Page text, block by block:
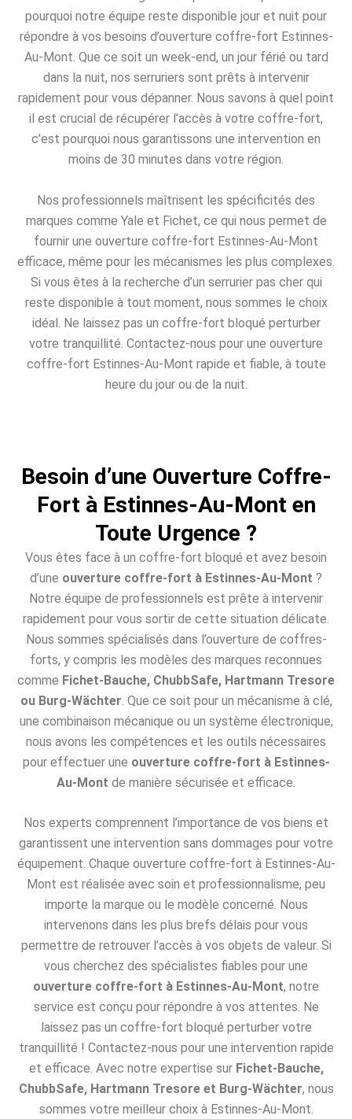
pourquoi notre équipe reste disponible jour et nuit pour
répondre à vos besoins d’ouverture coffre-fort Estinnes-
Au-Mont. Que ce soit un week-end, un jour férié ou tard
dans la nuit, nos serruriers sont prêts à intervenir
rapidement pour vous dépanner. Nous savons à quel point
il est crucial de récupérer l’accès à votre coffre-fort,
c’est pourquoi nous garantissons une intervention en
moins de 30 minutes dans votre région.
Nos professionnels maîtrisent les spécificités des
marques comme Yale et Fichet, ce qui nous permet de
fournir une ouverture coffre-fort Estinnes-Au-Mont
efficace, même pour les mécanismes les plus complexes.
Si vous êtes à la recherche d’un serrurier pas cher qui
reste disponible à tout moment, nous sommes le choix
idéal. Ne laissez pas un coffre-fort bloqué perturber
votre tranquillité. Contactez-nous pour une ouverture
coffre-fort Estinnes-Au-Mont rapide et fiable, à toute
heure du jour ou de la nuit.
Besoin d’une Ouverture Coffre-
Fort à Estinnes-Au-Mont en
Toute Urgence ?
Vous êtes face à un coffre-fort bloqué et avez besoin
d’une ouverture coffre-fort à Estinnes-Au-Mont ?
Notre équipe de professionnels est prête à intervenir
rapidement pour vous sortir de cette situation délicate.
Nous sommes spécialisés dans l’ouverture de coffres-
forts, y compris les modèles des marques reconnues
comme Fichet-Bauche, ChubbSafe, Hartmann Tresore
ou Burg-Wächter . Que ce soit pour un mécanisme à clé,
une combinaison mécanique ou un système électronique,
nous avons les compétences et les outils nécessaires
pour effectuer une ouverture coffre-fort à Estinnes-
Au-Mont de manière sécurisée et efficace.
Nos experts comprennent l’importance de vos biens et
garantissent une intervention sans dommages pour votre
équipement. Chaque ouverture coffre-fort à Estinnes-Au-
Mont est réalisée avec soin et professionnalisme, peu
importe la marque ou le modèle concerné. Nous
intervenons dans les plus brefs délais pour vous
permettre de retrouver l’accès à vos objets de valeur. Si
vous cherchez des spécialistes fiables pour une
ouverture coffre-fort à Estinnes-Au-Mont, notre
service est conçu pour répondre à vos attentes. Ne
laissez pas un coffre-fort bloqué perturber votre
tranquillité ! Contactez-nous pour une intervention rapide
et efficace. Avec notre expertise sur Fichet-Bauche,
ChubbSafe, Hartmann Tresore et Burg-Wächter, nous
sommes votre meilleur choix à Estinnes-Au-Mont.